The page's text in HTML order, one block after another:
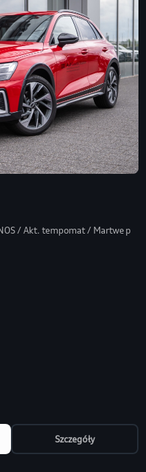
/ Akt. tempomat / Martwe pole
Szczegóły